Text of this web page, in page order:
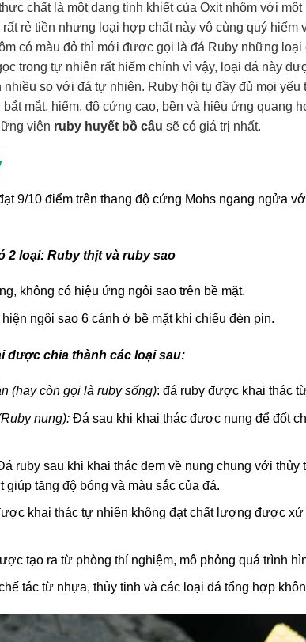
chất là một dạng tinh khiết của Oxit nhôm với
rẻ tiền nhưng loại hợp chất này vô cùng quý hiếm
có màu đỏ thì mới được gọi là đá Ruby những
trong tự nhiên rất hiếm chính vì vậy, loại đá này
so với đá tự nhiên. Ruby hội tụ đầy đủ mọi yếu
mắt, hiếm, độ cứng cao, bền và hiệu ứng quang
viên ruby huyết bồ câu sẽ có giá trị nhất.
9/10 điểm trên thang độ cứng Mohs ngang ngửa
2 loại: Ruby thịt và ruby sao
không có hiệu ứng ngôi sao trên bề mặt.
ngôi sao 6 cánh ở bề mặt khi chiếu đèn pin.
được chia thành các loại sau:
(hay còn gọi là ruby sống): đá ruby được khai thác
nung):Đá sau khi khai thác được nung để đốt
ruby sau khi khai thác đem về nung chung với thủy
giúp tăng độ bóng và màu sắc của đá.
khai thác tự nhiên không đạt chất lượng được
tạo ra từ phòng thí nghiệm, mô phỏng quá trình
tác từ nhựa, thủy tinh và các loại đá tổng hợp